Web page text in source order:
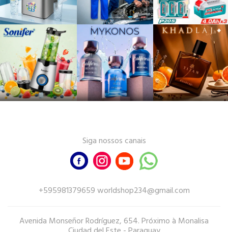
Siga nossos canais
+595981379659 worldshop234@gmail.com
Avenida Monseñor Rodríguez, 654. Próximo à Monalisa